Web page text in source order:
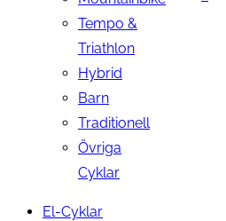
Tempo &
Triathlon
Hybrid
Barn
Traditionell
Övriga
Cyklar
El-Cyklar